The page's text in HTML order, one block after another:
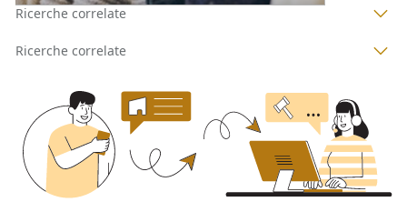
Ricerche correlate
Ricerche correlate